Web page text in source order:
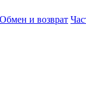
Обмен и возврат